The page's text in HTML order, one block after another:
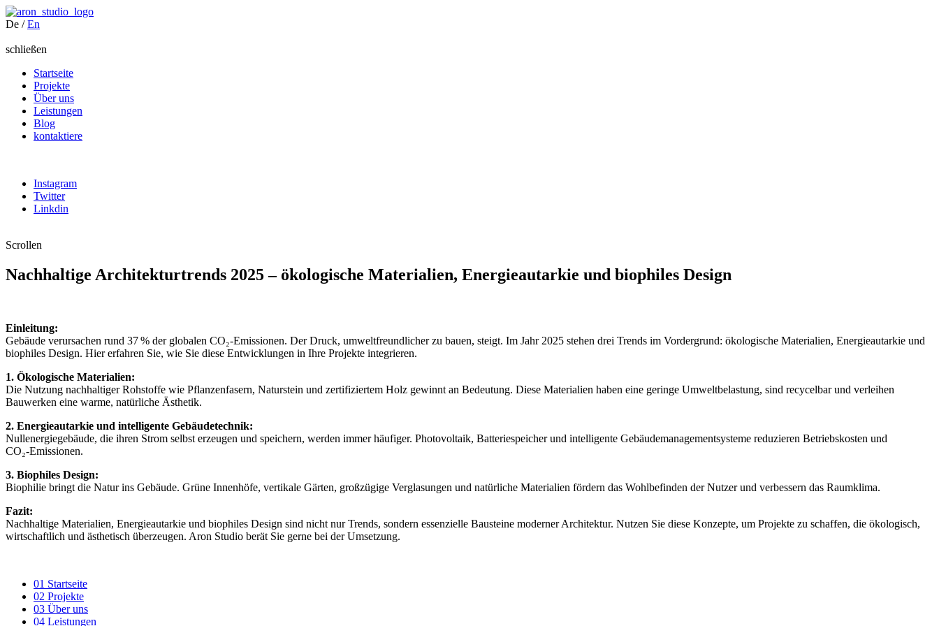
De / En
schließen
Startseite
Projekte
Über uns
Leistungen
Blog
kontaktiere
Instagram
Twitter
Linkdin
Scrollen
Nachhaltige Architekturtrends 2025 – ökologische Materialien, Energieautarkie und biophiles Design
Einleitung:
Gebäude verursachen rund 37 % der globalen CO₂‑Emissionen. Der Druck, umweltfreundlicher zu bauen, steigt. Im Jahr 2025 stehen drei Trends im Vordergrund: ökologische Materialien, Energieautarkie und
biophiles Design. Hier erfahren Sie, wie Sie diese Entwicklungen in Ihre Projekte integrieren.
1. Ökologische Materialien:
Die Nutzung nachhaltiger Rohstoffe wie Pflanzenfasern, Naturstein und zertifiziertem Holz gewinnt an Bedeutung. Diese Materialien haben eine geringe Umweltbelastung, sind recycelbar und verleihen
Bauwerken eine warme, natürliche Ästhetik.
2. Energieautarkie und intelligente Gebäudetechnik:
Nullenergiegebäude, die ihren Strom selbst erzeugen und speichern, werden immer häufiger. Photovoltaik, Batteriespeicher und intelligente Gebäudemanagementsysteme reduzieren Betriebskosten und
CO₂‑Emissionen.
3. Biophiles Design:
Biophilie bringt die Natur ins Gebäude. Grüne Innenhöfe, vertikale Gärten, großzügige Verglasungen und natürliche Materialien fördern das Wohlbefinden der Nutzer und verbessern das Raumklima.
Fazit:
Nachhaltige Materialien, Energieautarkie und biophiles Design sind nicht nur Trends, sondern essenzielle Bausteine moderner Architektur. Nutzen Sie diese Konzepte, um Projekte zu schaffen, die ökologisch,
wirtschaftlich und ästhetisch überzeugen. Aron Studio berät Sie gerne bei der Umsetzung.
01 Startseite
02 Projekte
03 Über uns
04 Leistungen